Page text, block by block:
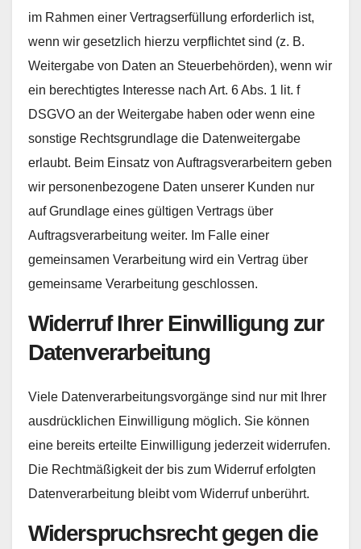
im Rahmen einer Vertragserfüllung erforderlich ist,
wenn wir gesetzlich hierzu verpflichtet sind (z. B.
Weitergabe von Daten an Steuerbehörden), wenn wir
ein berechtigtes Interesse nach Art. 6 Abs. 1 lit. f
DSGVO an der Weitergabe haben oder wenn eine
sonstige Rechtsgrundlage die Datenweitergabe
erlaubt. Beim Einsatz von Auftragsverarbeitern geben
wir personenbezogene Daten unserer Kunden nur
auf Grundlage eines gültigen Vertrags über
Auftragsverarbeitung weiter. Im Falle einer
gemeinsamen Verarbeitung wird ein Vertrag über
gemeinsame Verarbeitung geschlossen.
Widerruf Ihrer Einwilligung zur
Datenverarbeitung
Viele Datenverarbeitungsvorgänge sind nur mit Ihrer
ausdrücklichen Einwilligung möglich. Sie können
eine bereits erteilte Einwilligung jederzeit widerrufen.
Die Rechtmäßigkeit der bis zum Widerruf erfolgten
Datenverarbeitung bleibt vom Widerruf unberührt.
Widerspruchsrecht gegen die